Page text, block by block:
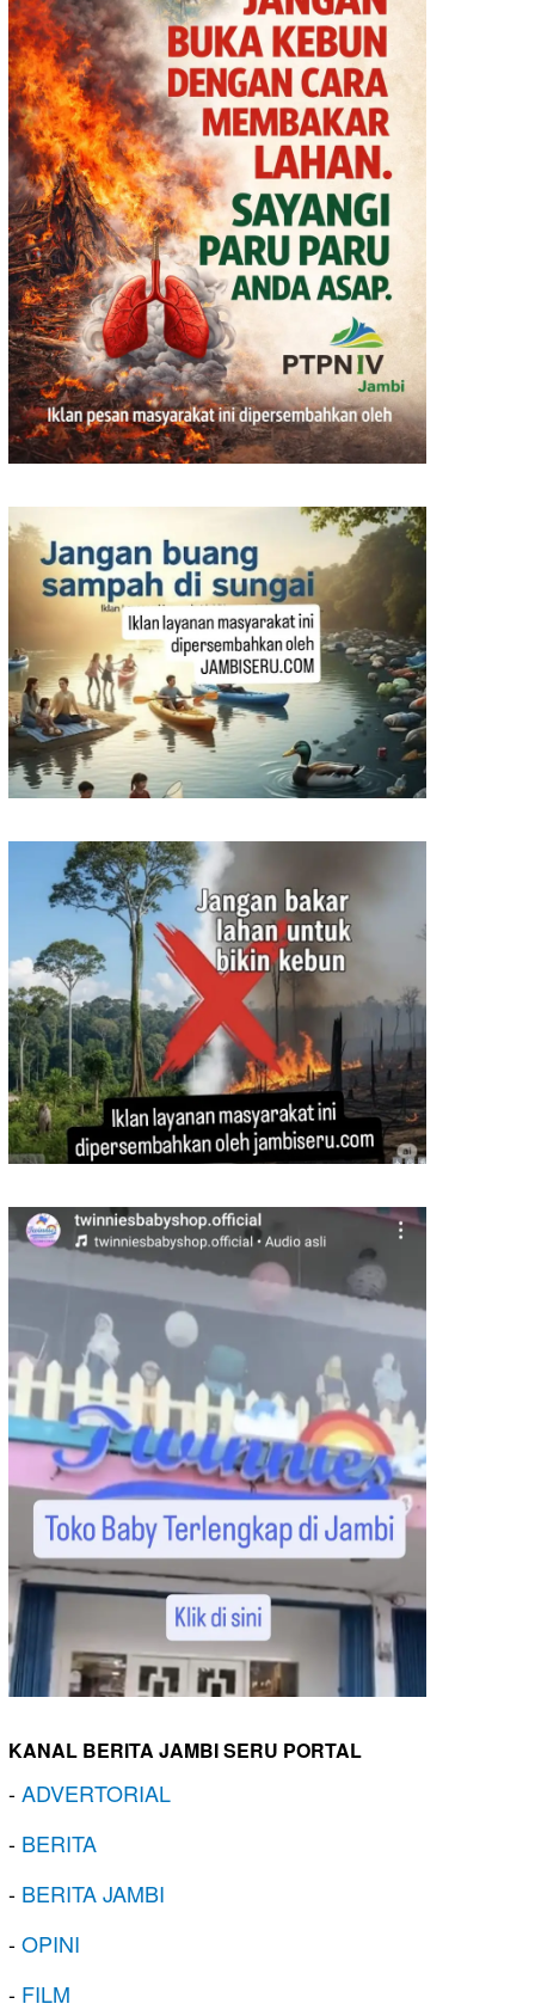
KANAL BERITA JAMBI SERU PORTAL
-ADVERTORIAL
- BERITA
- BERITA JAMBI
-OPINI
- FILM